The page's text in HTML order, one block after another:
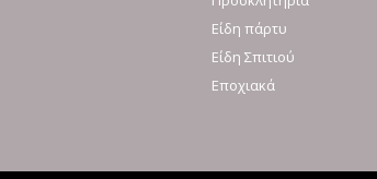
Είδη πάρτυ
Είδη Σπιτιού
Εποχιακά